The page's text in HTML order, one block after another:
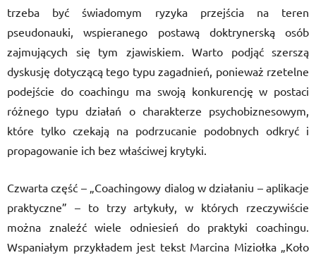
trzeba być świadomym ryzyka przejścia na teren
pseudonauki, wspieranego postawą doktrynerską osób
zajmujących się tym zjawiskiem. Warto podjąć szerszą
dyskusję dotyczącą tego typu zagadnień, ponieważ rzetelne
podejście do coachingu ma swoją konkurencję w postaci
różnego typu działań o charakterze psychobiznesowym,
które tylko czekają na podrzucanie podobnych odkryć i
propagowanie ich bez właściwej krytyki.
Czwarta część – „Coachingowy dialog w działaniu – aplikacje
praktyczne” – to trzy artykuły, w których rzeczywiście
można znaleźć wiele odniesień do praktyki coachingu.
Wspaniałym przykładem jest tekst Marcina Miziołka „Koło